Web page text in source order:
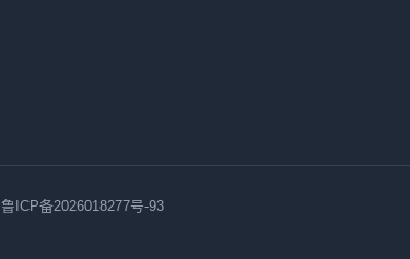
鲁ICP备2026018277号-93